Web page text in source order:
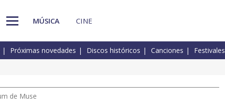
MÚSICA CINE
Próximas novedades Discos históricos Canciones Festivales
de Muse